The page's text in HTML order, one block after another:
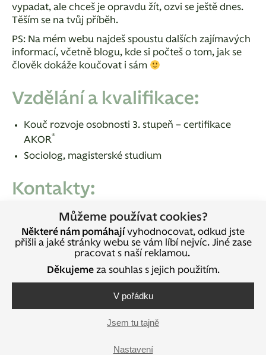
Můžeme používat cookies?
Některé nám pomáhají vyhodnocovat, odkud jste
přišli a jaké stránky webu se vám líbí nejvíc. Jiné zase
pracovat s naší reklamou.
Děkujemeza souhlas s jejich použitím.
V pořádku
Jsem tu tajně
Nastavení
vypadat, ale chceš je opravdu žít, ozvi se ještě dnes.
Těším se na tvůj příběh.
PS: Na mém webu najdeš spoustu dalších zajímavých
informací, včetně blogu, kde si počteš o tom, jak se
člověk dokáže koučovat i sám
Vzdělání a kvalifikace:
Kouč rozvoje osobnosti 3. stupeň – certifikace
AKOR®
Sociolog, magisterské studium
Kontakty:
www.eliskagabrhelikova.com
gabrhelikovaeliska@gmail.com
+420 732 213 690
https://www.facebook.com/eliskakoucuje